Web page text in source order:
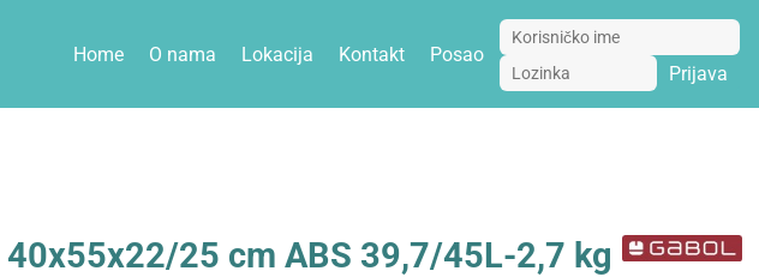
Home O nama Lokacija Kontakt
Posao
Prijava
25 cm ABS 39,7/45L-2,7 kg